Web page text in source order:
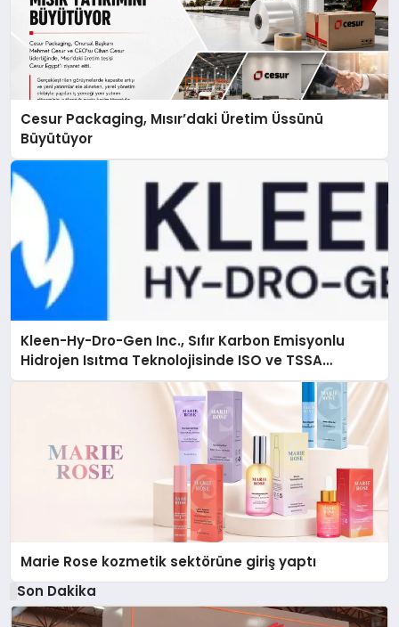
Cesur Packaging, Mısır’daki Üretim Üssünü
Büyütüyor
Kleen-Hy-Dro-Gen Inc., Sıfır Karbon Emisyonlu
Hidrojen Isıtma Teknolojisinde ISO ve TSSA
Düzenleyici Onaylarını Aldı
Marie Rose kozmetik sektörüne giriş yaptı
Son Dakika